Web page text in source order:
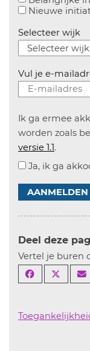
Nieuwe
Selecteer wijk
Vul je e-
Ik ga ermee
worden zoals
versie 1.1.
Ja, ik ga
AANMELDEN
Deel deze
Vertel je buren